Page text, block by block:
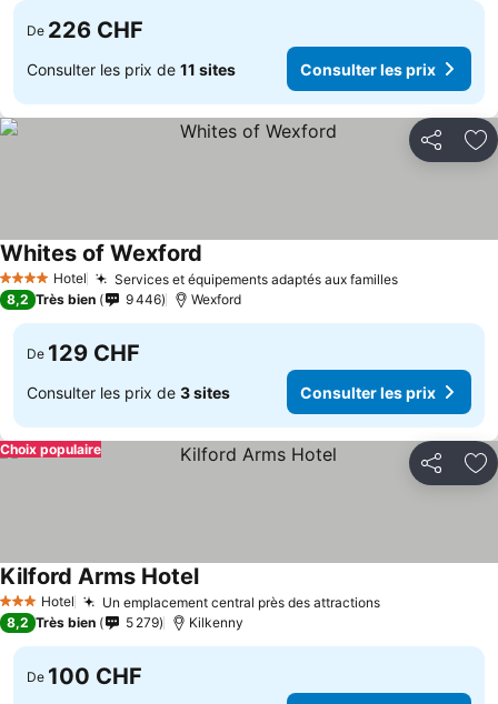
De 226 CHF
Consulter les prix de 11 sites Consulter les prix
Partager
4 Étoiles Hotel Services et équipements adaptés aux familles
Whites of Wexford
8,2 Très bien 9 446 Wexford
De 129 CHF
Consulter les prix de 3 sites Consulter les prix
Partager
Choix populaire
3 ÉtoilesHotel Un emplacement central près des attractions
Kilford Arms Hotel
8,2 Très bien 5 279 Kilkenny
De 100 CHF